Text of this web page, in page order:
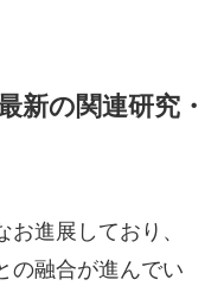
新の関連研究・
進展しており、
の融合が進んでい